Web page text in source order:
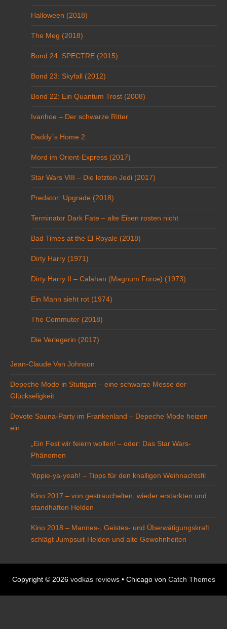
Halloween (2018)
The Meg (2018)
Bond 24: SPECTRE (2015)
Bond 23: Skyfall (2012)
Bond 22: Ein Quantum Trost (2008)
Ivanhoe – Der schwarze Ritter
Daddy´s Home 2
Mord im Orient-Express (2017)
Star Wars VIII – Die letzten Jedi (2017)
Predator: Upgrade (2018)
Terminator Dark Fate – alte Eisen rosten nicht
Bad Times at the El Royale (2018)
Dirty Harry (1971)
Dirty Harry II – Calahan (Magnum Force) (1973)
Ein Mann sieht rot (1974)
The Commuter (2018)
Die Verlegerin (2017)
Jean-Claude Van Johnson
Depeche Mode in Stuttgart – eine schwarze Messe der
Glückseligkeit
Devote Sauna-Party im Frankenland – Depeche Mode heizen
ein
„Ein Fest wir feiern wollen! – oder: Das Star Wars-
Phänomen
Yippie-ya-yeah! – Tipps für den knalligen Weihnachtsfil
Kino 2017 – von gestrauchelten, wieder erstarkten und
standhaften Helden
Kino 2018 – Mannes-, Geistes- und Überwätigungskraft
schlägt Jumpsuit-Helden und alte Gewohnheiten
Copyright © 2026 vodkas reviews• Chicago von Catch Themes